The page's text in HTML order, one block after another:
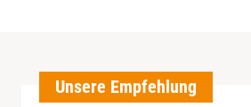
Unsere Empfehlung